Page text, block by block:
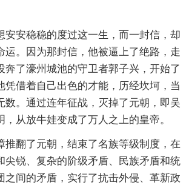
安安稳稳的度过这一生，而一封信，却
运。因为那封信，他被逼上了绝路，走
奔了濠州城池的守卫者郭子兴，开始了
凭借着自己出色的才能，历经坎坷，当
数。通过连年征战，灭掉了元朝，即吴
，从放牛娃变成了万人之上的皇帝。
推翻了元朝，结束了名族等级制度，在
尖锐、复杂的阶级矛盾、民族矛盾和统
之间的矛盾，实行了抗击外侵、革新政